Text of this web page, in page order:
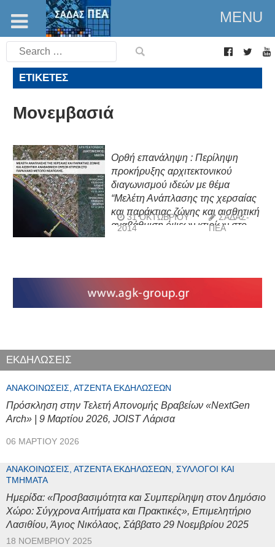
MENU
Search
for:
ΕΤΙΚΈΤΕΣ
Μονεμβασιά
Ορθή επανάληψη : Περίληψη
προκήρυξης αρχιτεκτονικού
διαγωνισμού ιδεών με θέμα
“Μελέτη Ανάπλασης της χερσαίας
και παράκτιας ζώνης και αισθητική
αναβάθμιση όψεων κτιρίων στο
31 ΟΚΤΩΒΡΊΟΥ
2014
ΣΑΔΑΣ-
ΠΕΑ
ΕΚΔΗΛΩΣΕΙΣ
ΑΝΑΚΟΙΝΏΣΕΙΣ, ΑΤΖΈΝΤΑ ΕΚΔΗΛΏΣΕΩΝ
Πρόσκληση στην Τελετή Απονομής Βραβείων «NextGen
Arch» | 9 Μαρτίου 2026, JOIST Λάρισα
06 ΜΑΡΤΊΟΥ 2026
ΑΝΑΚΟΙΝΏΣΕΙΣ, ΑΤΖΈΝΤΑ ΕΚΔΗΛΏΣΕΩΝ, ΣΎΛΛΟΓΟΙ ΚΑΙ
ΤΜΉΜΑΤΑ
Ημερίδα: «Προσβασιμότητα και Συμπερίληψη στον Δημόσιο
Χώρο: Σύγχρονα Αιτήματα και Πρακτικές», Επιμελητήριο
Λασιθίου, Άγιος Νικόλαος, Σάββατο 29 Νοεμβρίου 2025
18 ΝΟΕΜΒΡΊΟΥ 2025